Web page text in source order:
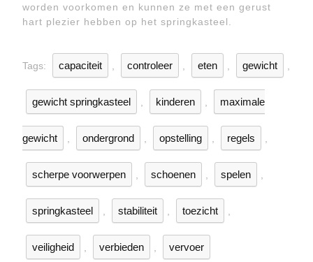
worden voorkomen en kunnen ze met een gerust
hart plezier hebben op het springkasteel.
Tags: capaciteit controleer eten gewicht
gewicht springkasteel kinderen maximale
gewicht ondergrond opstelling regels
scherpe voorwerpen schoenen spelen
springkasteel stabiliteit toezicht
veiligheid verbieden vervoer